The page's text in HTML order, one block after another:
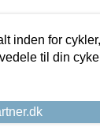
inden for
til din